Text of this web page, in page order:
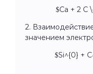
$Ca + 2 C
2.
значением
$Si^{0} +